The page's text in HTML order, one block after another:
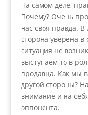
На самом деле,
Почему? Очень
нас своя правда.
сторона уверена в
ситуация не
выступаем то в
продавца. Как мы
другой стороны?
внимание и на
оппонента.